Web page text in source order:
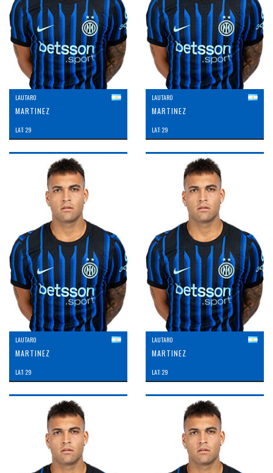
LAUTARO
MARTINEZ
LAT: 29
LAUTARO
MARTINEZ
LAT: 29
LAUTARO
MARTINEZ
LAT: 29
LAUTARO
MARTINEZ
LAT: 29